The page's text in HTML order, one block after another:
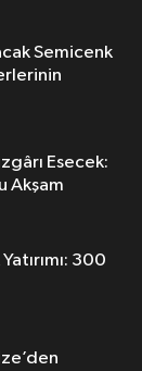
Semicenk
Esecek:
Akşam
300